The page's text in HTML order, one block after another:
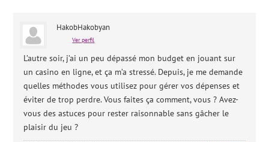
HakobHakobyan
Ver perfil
L’autre soir, j’ai un peu dépassé mon budget en jouant sur
un casino en ligne, et ça m’a stressé. Depuis, je me demande
quelles méthodes vous utilisez pour gérer vos dépenses et
éviter de trop perdre. Vous faites ça comment, vous ? Avez-
vous des astuces pour rester raisonnable sans gâcher le
plaisir du jeu ?